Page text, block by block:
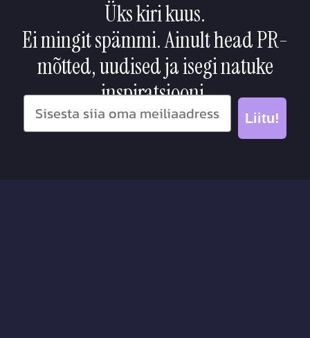
Üks kiri kuus.
Ei mingit spämmi. Ainult head PR-
mõtted, uudised ja isegi natuke
inspiratsiooni.
Liitu!